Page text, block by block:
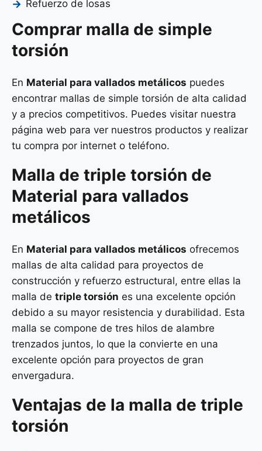
Refuerzo de losas
Comprar malla de simple
torsión
En Material para vallados metálicos puedes
encontrar mallas de simple torsión de alta calidad
y a precios competitivos. Puedes visitar nuestra
página web para ver nuestros productos y realizar
tu compra por internet o teléfono.
Malla de triple torsión de
Material para vallados
metálicos
En Material para vallados metálicos ofrecemos
mallas de alta calidad para proyectos de
construcción y refuerzo estructural, entre ellas la
malla de triple torsión es una excelente opción
debido a su mayor resistencia y durabilidad. Esta
malla se compone de tres hilos de alambre
trenzados juntos, lo que la convierte en una
excelente opción para proyectos de gran
envergadura.
Ventajas de la malla de triple
torsión